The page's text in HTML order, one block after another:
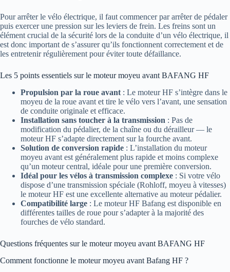
Pour arrêter le vélo électrique, il faut commencer par arrêter de pédaler
puis exercer une pression sur les leviers de frein. Les freins sont un
élément crucial de la sécurité lors de la conduite d’un vélo électrique, il
est donc important de s’assurer qu’ils fonctionnent correctement et de
les entretenir régulièrement pour éviter toute défaillance.
Les 5 points essentiels sur le moteur moyeu avant BAFANG HF
Propulsion par la roue avant : Le moteur HF s’intègre dans le
moyeu de la roue avant et tire le vélo vers l’avant, une sensation
de conduite originale et efficace.
Installation sans toucher à la transmission : Pas de
modification du pédalier, de la chaîne ou du dérailleur — le
moteur HF s’adapte directement sur la fourche avant.
Solution de conversion rapide : L’installation du moteur
moyeu avant est généralement plus rapide et moins complexe
qu’un moteur central, idéale pour une première conversion.
Idéal pour les vélos à transmission complexe : Si votre vélo
dispose d’une transmission spéciale (Rohloff, moyeu à vitesses)
le moteur HF est une excellente alternative au moteur pédalier.
Compatibilité large : Le moteur HF Bafang est disponible en
différentes tailles de roue pour s’adapter à la majorité des
fourches de vélo standard.
Questions fréquentes sur le moteur moyeu avant BAFANG HF
Comment fonctionne le moteur moyeu avant Bafang HF ?